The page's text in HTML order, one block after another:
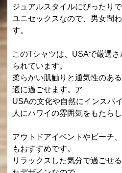
ジュアルスタイルにぴったりで
ユニセックスなので、男女問
す。
このTシャツは、USAで厳選
られています。
柔らかい肌触りと通気性のあ
適に過ごせます。ア
USAの文化や自然にインスパ
人にハワイの雰囲気をもたらし
アウトドアイベントやビーチ
もおすすめです。
リラックスした気分で過ごせ